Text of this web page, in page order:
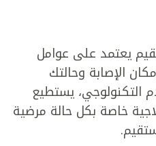
يعتمد على عوامل
الإصابة وحالتك
التكنولوجي، يستطيع
خاصة بكل حالة مرضية